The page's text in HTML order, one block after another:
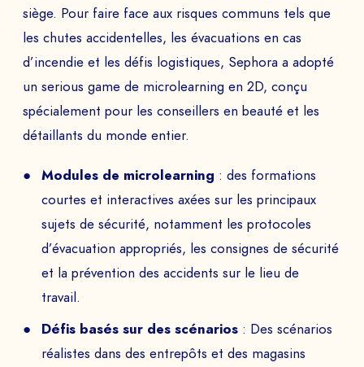
siège. Pour faire face aux risques communs tels que
les chutes accidentelles, les évacuations en cas
d’incendie et les défis logistiques, Sephora a adopté
un serious game de microlearning en 2D, conçu
spécialement pour les conseillers en beauté et les
détaillants du monde entier.
Modules de microlearning : des formations
courtes et interactives axées sur les principaux
sujets de sécurité, notamment les protocoles
d’évacuation appropriés, les consignes de sécurité
et la prévention des accidents sur le lieu de
travail.
Défis basés sur des scénarios : Des scénarios
réalistes dans des entrepôts et des magasins